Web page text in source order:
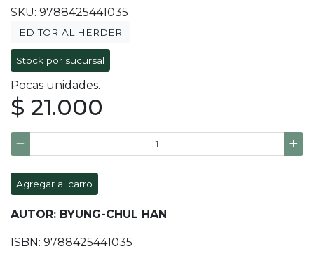
SKU: 9788425441035
EDITORIAL HERDER
Stock por sucursal
Pocas unidades.
$ 21.000
Agregar al carro
AUTOR: BYUNG-CHUL HAN
ISBN: 9788425441035